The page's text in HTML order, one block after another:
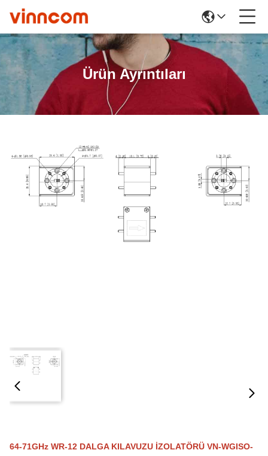
Ürün Ayrıntıları
64-71GHz WR-12 DALGA KILAVUZU İZOLATÖRÜ VN-WGISO-